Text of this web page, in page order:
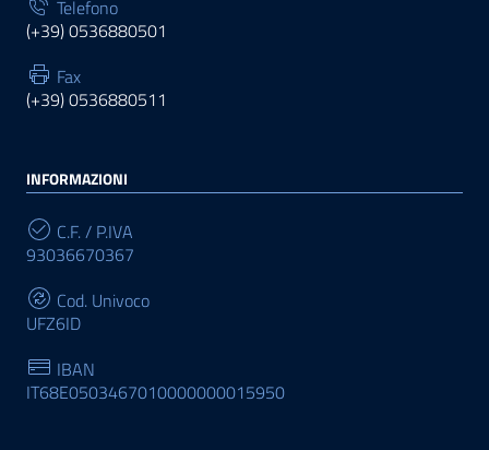
Telefono
(+39) 0536880501
Fax
(+39) 0536880511
INFORMAZIONI
C.F. / P.IVA
93036670367
Cod. Univoco
UFZ6ID
IBAN
IT68E0503467010000000015950